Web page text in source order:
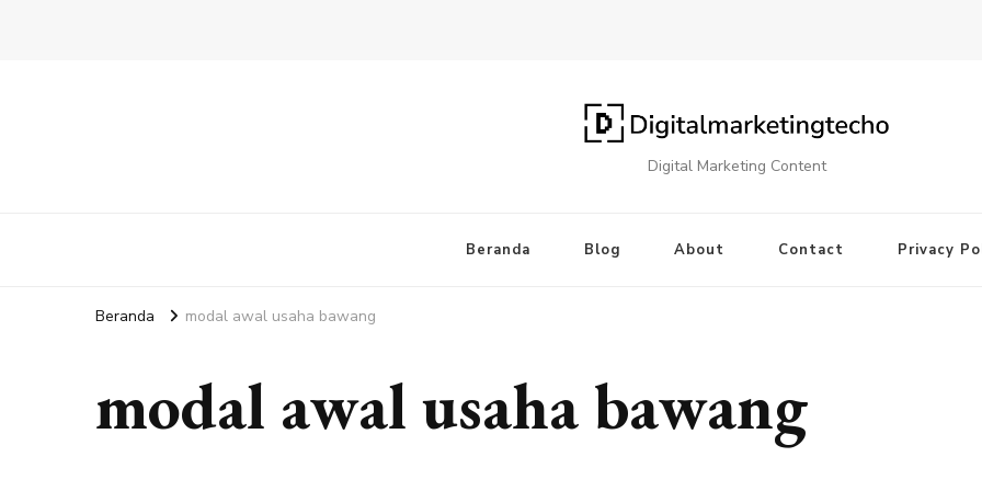
Digital Marketing Content
Beranda Blog About Contact Privacy
Beranda modal awal usaha bawang
modal awal usaha bawang